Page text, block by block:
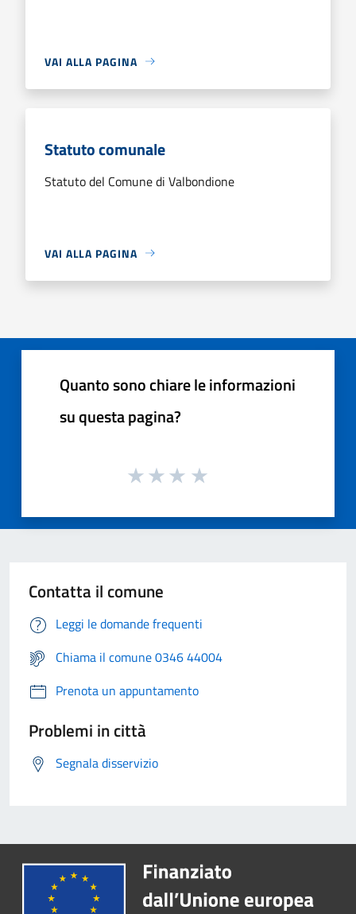
VAI ALLA PAGINA
Statuto comunale
Statuto del Comune di Valbondione
VAI ALLA PAGINA
Quanto sono chiare le informazioni
su questa pagina?
Contatta il comune
Leggi le domande frequenti
Chiama il comune 0346 44004
Prenota un appuntamento
Problemi in città
Segnala disservizio